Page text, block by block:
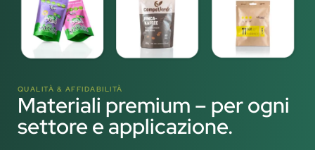
QUALITÀ & AFFIDABILITÀ
Materiali premium – per ogni
settore e applicazione.